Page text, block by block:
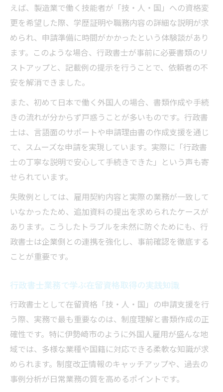
えば、製造業で働く技能者が「技・人・国」への資格変
更を希望した際、学歴証明や職務内容の詳細な説明が求
められ、申請準備に時間がかかったという体験談があり
ます。このような場合、行政書士が事前に必要書類のリ
ストアップと、記載例の提示を行うことで、依頼者の不
安を解消できました。
また、初めて日本で働く外国人の場合、書類作成や手続
きの流れが分からず戸惑うことが多いものです。行政書
士は、言語面のサポートや申請理由書の作成支援を通じ
て、スムーズな申請を実現しています。実際に「行政書
士の丁寧な説明で安心して手続きできた」という声も寄
せられています。
失敗例としては、雇用契約内容と実際の業務が一致して
いなかったため、追加資料の提出を求められたケースが
あります。こうしたトラブルを未然に防ぐためにも、行
政書士は企業側との連携を強化し、事前確認を徹底する
ことが重要です。
行政書士業務で学ぶ在留資格取得の実践知識
行政書士として在留資格「技・人・国」の申請支援を行
う際、実務で最も重要なのは、制度理解と書類作成の正
確性です。特に伊勢崎市のように外国人雇用が盛んな地
域では、多様な業種や国籍に対応できる柔軟な知識が求
められます。制度改正情報のキャッチアップや、過去の
事例分析が日常業務の質を高めるポイントです。